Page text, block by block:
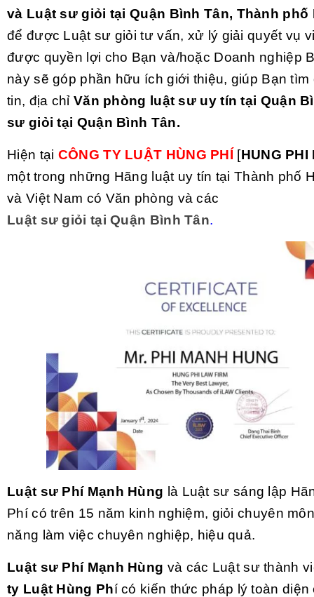
và Luật sư giỏi tại Quận Bình Tân, Thành phố
để được Luật sư giỏi tư vấn, xử lý giải quyết vụ
được quyền lợi cho Bạn và/hoặc Doanh nghiệp
này sẽ góp phần hữu ích giới thiệu, giúp Bạn
tin, địa chỉ Văn phòng luật sư uy tín tại Quận
sư giỏi tại Quận Bình Tân.
Hiện tại CÔNG TY LUẬT HÙNG PHÍ [HUNG PHI
một trong những Hãng luật uy tín tại Thành phố
và Việt Nam có Văn phòng và các
Luật sư giỏi tại Quận Bình Tân.
Luật sư Phí Mạnh Hùng là Luật sư sáng lập
Phí có trên 15 năm kinh nghiệm, giỏi chuyên
năng làm việc chuyên nghiệp, hiệu quả.
Luật sư Phí Mạnh Hùng và các Luật sư thành
ty Luật Hùng Phí có kiến thức pháp lý toàn diện